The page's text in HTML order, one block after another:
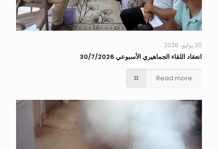
30 يوليو، 2026
انعقاد اللقاء الجماهيري الأسبوعي 30/7/2026
Read more